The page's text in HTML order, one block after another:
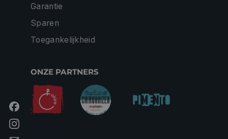
Garantie
Sparen
Toegankelijkheid
ONZE PARTNERS